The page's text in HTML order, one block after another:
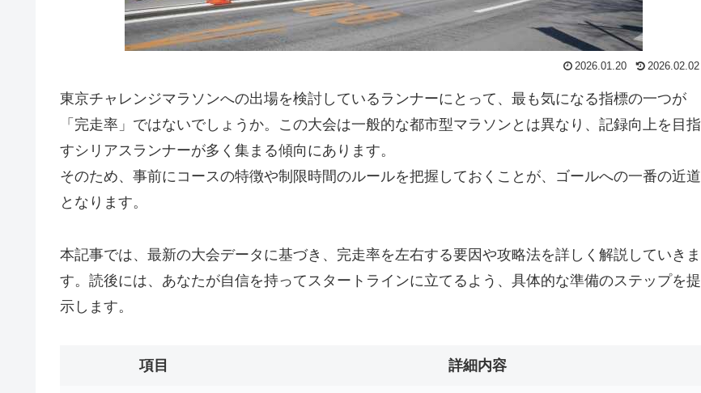
2026.01.20 2026.02.02
東京チャレンジマラソンへの出場を検討しているランナーにとって、最も気になる指標の一つが
「完走率」ではないでしょうか。この大会は一般的な都市型マラソンとは異なり、記録向上を目指
すシリアスランナーが多く集まる傾向にあります。
そのため、事前にコースの特徴や制限時間のルールを把握しておくことが、ゴールへの一番の近道
となります。
本記事では、最新の大会データに基づき、完走率を左右する要因や攻略法を詳しく解説していきま
す。読後には、あなたが自信を持ってスタートラインに立てるよう、具体的な準備のステップを提
示します。
項目 詳細内容